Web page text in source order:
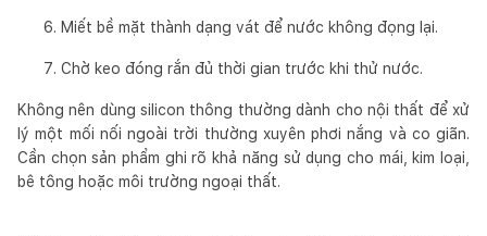
Miết bề mặt thành dạng vát để nước không đọng lại.
Chờ keo đóng rắn đủ thời gian trước khi thử nước.
Không nên dùng silicon thông thường dành cho nội thất để xử
lý một mối nối ngoài trời thường xuyên phơi nắng và co giãn.
Cần chọn sản phẩm ghi rõ khả năng sử dụng cho mái, kim loại,
bê tông hoặc môi trường ngoại thất.